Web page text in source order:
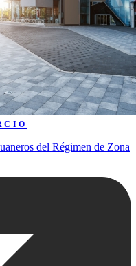
del Régimen de Zona